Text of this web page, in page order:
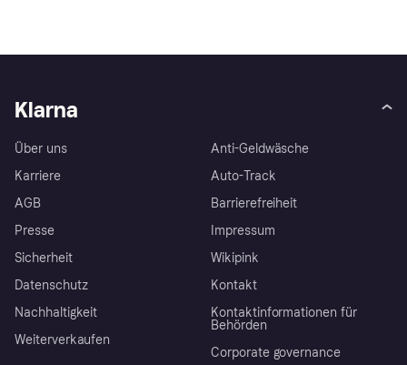
Klarna
Über uns
Karriere
AGB
Presse
Sicherheit
Datenschutz
Nachhaltigkeit
Weiterverkaufen
Anti-Geldwäsche
Auto-Track
Barrierefreiheit
Impressum
Wikipink
Kontakt
Kontaktinformationen für
Behörden
Corporate governance